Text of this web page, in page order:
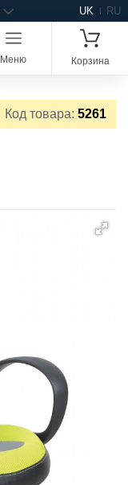
UK RU
Меню Корзина
Код товара: 5261